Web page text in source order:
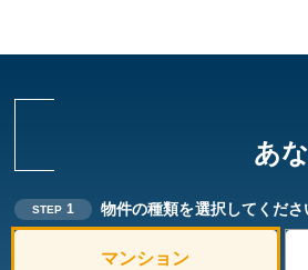
あ
STEP 1 物件の種類を選択してくださ
マンション